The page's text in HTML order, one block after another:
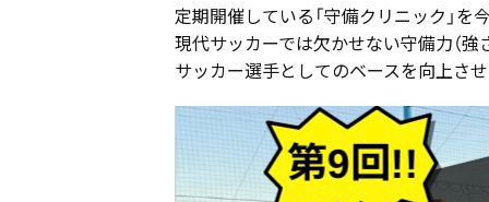
定期開催している「守備クリニック」
現代サッカーでは欠かせない守備力（
サッカー選手としてのベースを向上さ